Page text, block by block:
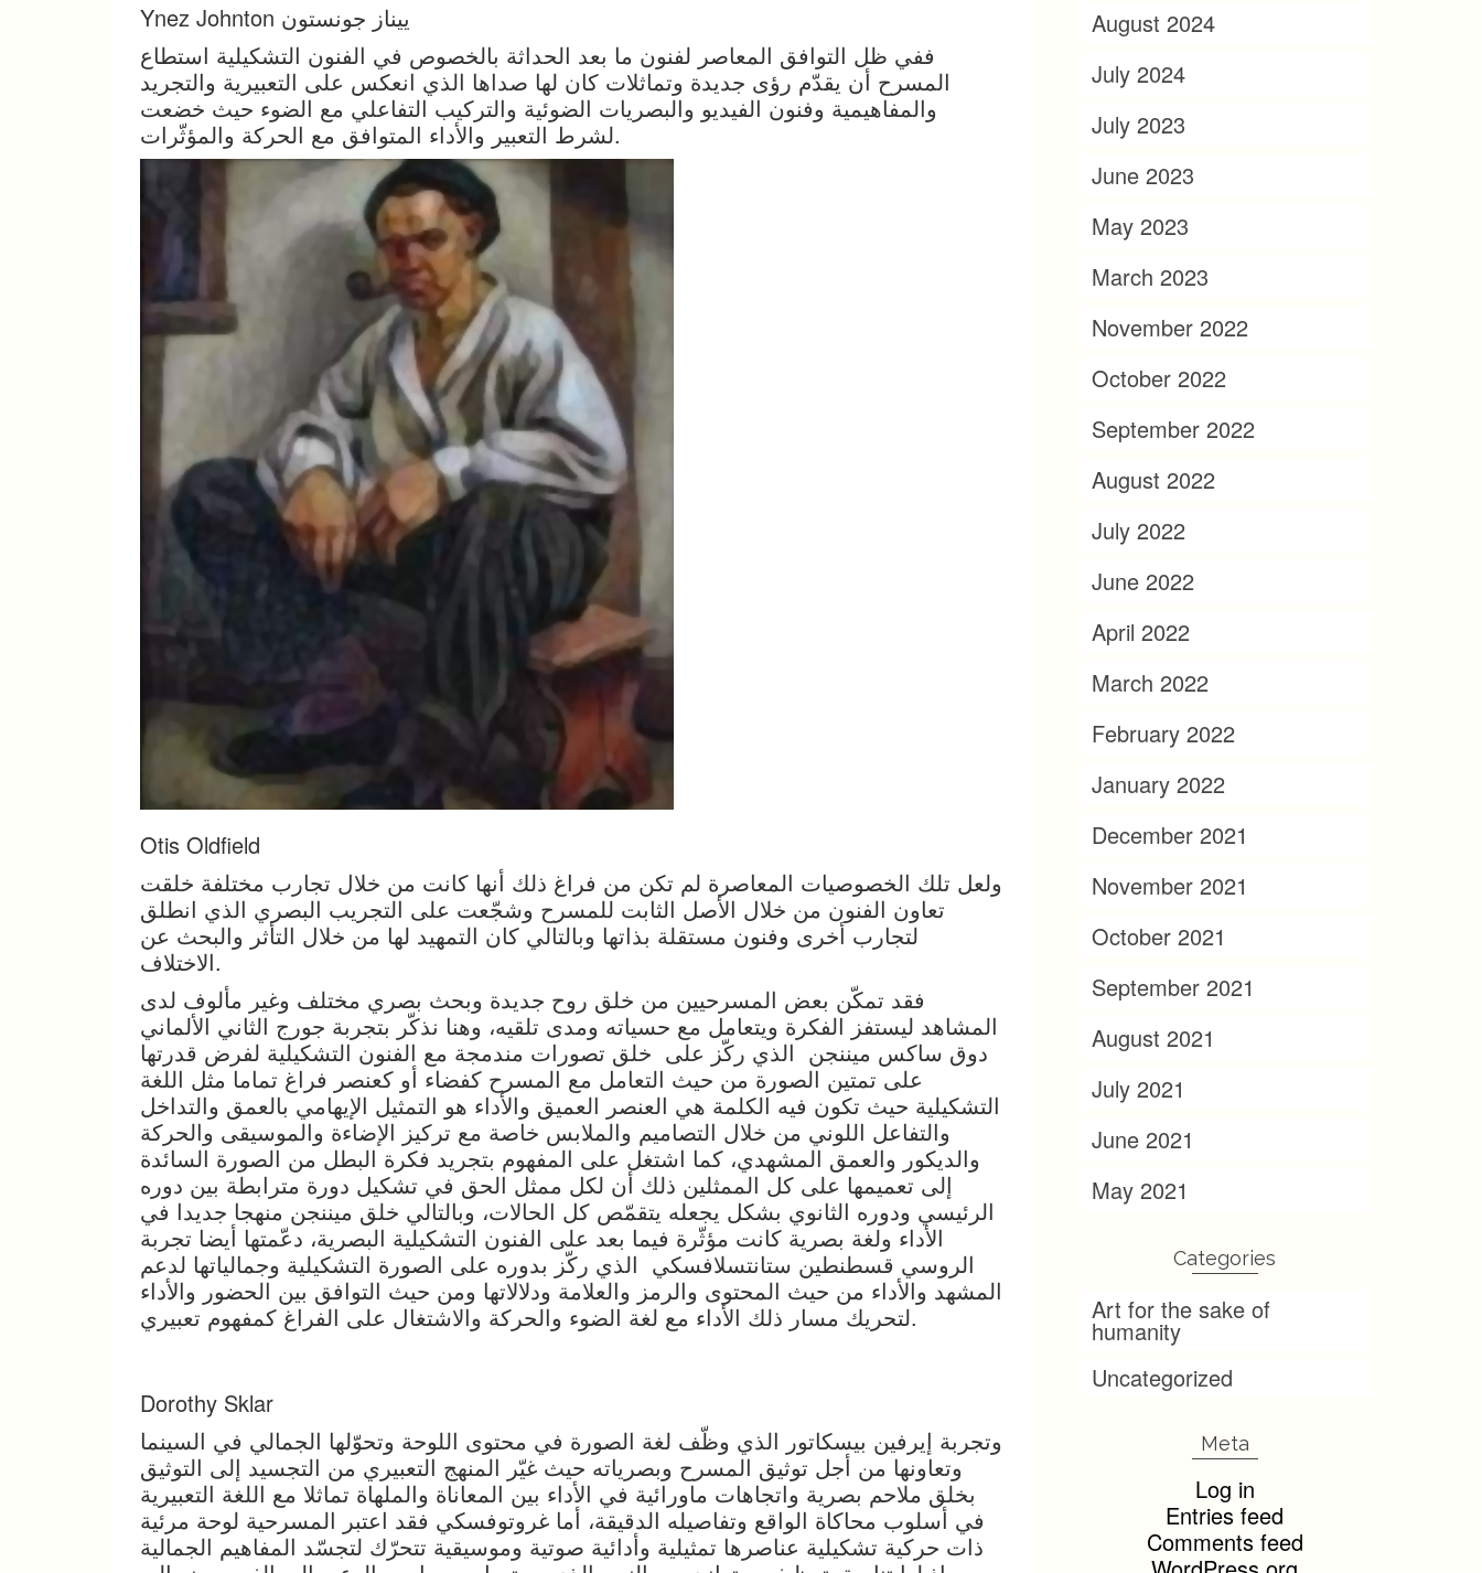
Ynez Johnton ييناز جونستون
ففي ظل التوافق المعاصر لفنون ما بعد الحداثة بالخصوص في الفنون التشكيلية استطاع
المسرح أن يقدّم رؤى جديدة وتماثلات كان لها صداها الذي انعكس على التعبيرية والتجريد
والمفاهيمية وفنون الفيديو والبصريات الضوئية والتركيب التفاعلي مع الضوء حيث خضعت
لشرط التعبير والأداء المتوافق مع الحركة والمؤثّرات.
Otis Oldfield
ولعل تلك الخصوصيات المعاصرة لم تكن من فراغ ذلك أنها كانت من خلال تجارب مختلفة خلقت
تعاون الفنون من خلال الأصل الثابت للمسرح وشجّعت على التجريب البصري الذي انطلق
لتجارب أخرى وفنون مستقلة بذاتها وبالتالي كان التمهيد لها من خلال التأثر والبحث عن
الاختلاف.
فقد تمكّن بعض المسرحيين من خلق روح جديدة وبحث بصري مختلف وغير مألوف لدى
المشاهد ليستفز الفكرة ويتعامل مع حسياته ومدى تلقيه، وهنا نذكّر بتجربة جورج الثاني الألماني
دوق ساكس ميننجن الذي ركّز على خلق تصورات مندمجة مع الفنون التشكيلية لفرض قدرتها
على تمتين الصورة من حيث التعامل مع المسرح كفضاء أو كعنصر فراغ تماما مثل اللغة
التشكيلية حيث تكون فيه الكلمة هي العنصر العميق والأداء هو التمثيل الإيهامي بالعمق والتداخل
والتفاعل اللوني من خلال التصاميم والملابس خاصة مع تركيز الإضاءة والموسيقى والحركة
والديكور والعمق المشهدي، كما اشتغل على المفهوم بتجريد فكرة البطل من الصورة السائدة
إلى تعميمها على كل الممثلين ذلك أن لكل ممثل الحق في تشكيل دورة مترابطة بين دوره
الرئيسي ودوره الثانوي بشكل يجعله يتقمّص كل الحالات، وبالتالي خلق ميننجن منهجا جديدا في
الأداء ولغة بصرية كانت مؤثّرة فيما بعد على الفنون التشكيلية البصرية، دعّمتها أيضا تجربة
الروسي قسطنطين ستانتسلافسكي الذي ركّز بدوره على الصورة التشكيلية وجمالياتها لدعم
المشهد والأداء من حيث المحتوى والرمز والعلامة ودلالاتها ومن حيث التوافق بين الحضور والأداء
لتحريك مسار ذلك الأداء مع لغة الضوء والحركة والاشتغال على الفراغ كمفهوم تعبيري.
Dorothy Sklar
وتجربة إيرفين بيسكاتور الذي وظّف لغة الصورة في محتوى اللوحة وتحوّلها الجمالي في السينما
وتعاونها من أجل توثيق المسرح وبصرياته حيث غيّر المنهج التعبيري من التجسيد إلى التوثيق
بخلق ملاحم بصرية واتجاهات ماورائية في الأداء بين المعاناة والملهاة تماثلا مع اللغة التعبيرية
في أسلوب محاكاة الواقع وتفاصيله الدقيقة، أما غروتوفسكي فقد اعتبر المسرحية لوحة مرئية
ذات حركية تشكيلية عناصرها تمثيلية وأدائية صوتية وموسيقية تتحرّك لتجسّد المفاهيم الجمالية
August 2024
July 2024
July 2023
June 2023
May 2023
March 2023
November 2022
October 2022
September 2022
August 2022
July 2022
June 2022
April 2022
March 2022
February 2022
January 2022
December 2021
November 2021
October 2021
September 2021
August 2021
July 2021
June 2021
May 2021
Categories
Art for the sake of
humanity
Uncategorized
Meta
Log in
Entries feed
Comments feed